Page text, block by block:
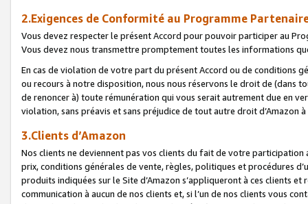
2.Exigences de Conformité au Programme
Vous devez respecter le présent Accord pour pouvoir participer au
Vous devez nous transmettre promptement toutes les informations
En cas de violation de votre part du présent Accord ou de conditions
ou recours à notre disposition, nous nous réservons le droit de (dans
de renoncer à) toute rémunération qui vous serait autrement due en
violation, sans préavis et sans préjudice de tout autre droit
3.Clients d’Amazon
Nos clients ne deviennent pas vos clients du fait de votre
prix, conditions générales de vente, règles, politiques et procédures
produits indiquées sur le Site d’Amazon s’appliqueront à ces clients
communication à aucun de nos clients et, si l’un de nos clients vous